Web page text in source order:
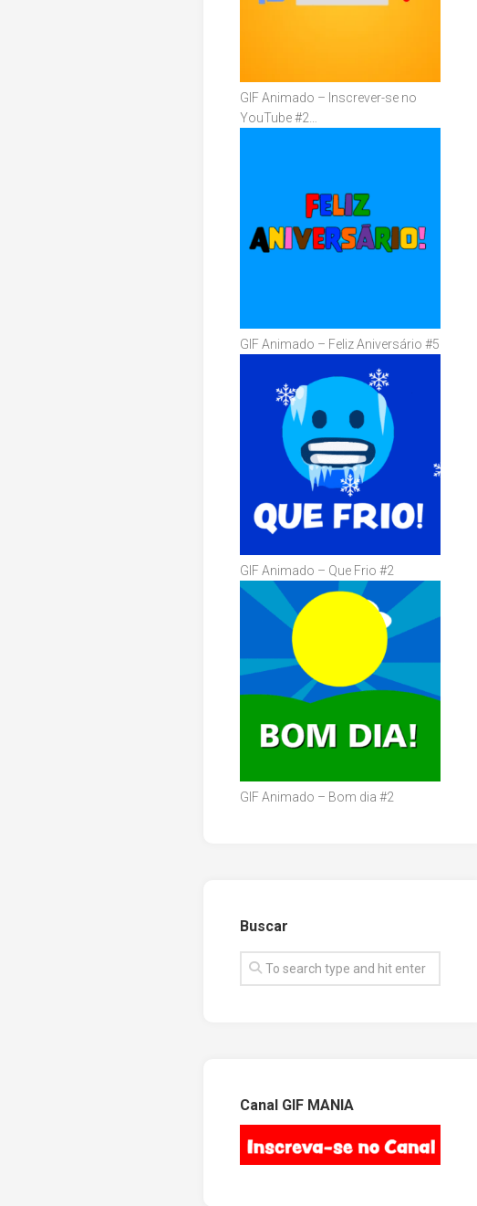
GIF Animado – Inscrever-se no
YouTube #2…
GIF Animado – Feliz Aniversário #5
GIF Animado – Que Frio #2
GIF Animado – Bom dia #2
Buscar
Canal GIF MANIA